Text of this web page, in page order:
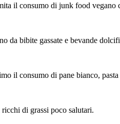
il consumo di junk food vegano
da bibite gassate e bevande
il consumo di pane bianco,
di grassi poco salutari.